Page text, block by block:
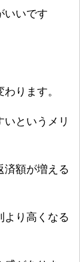
いいです
ります。
というメリ
済額が増える
より高くなる